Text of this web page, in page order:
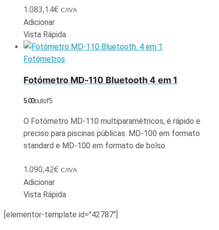
1.083,14€ C/IVA
Adicionar
Vista Rápida
Fotómetros
Fotómetro MD-110 Bluetooth 4 em 1
5.00out of 5
O Fotómetro MD-110 multiparamétricos, é rápido e
preciso para piscinas públicas. MD-100 em formato
standard e MD-100 em formato de bolso.
1.090,42€ C/IVA
Adicionar
Vista Rápida
[elementor-template id="42787"]